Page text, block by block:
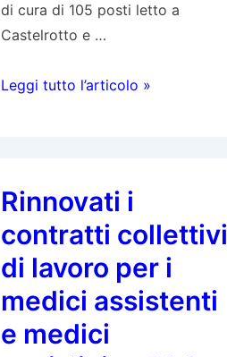
di cura di 105 posti letto a
Castelrotto e …
Concorso
Reparto
di
Cure
Acute
e
Transitorie,
Leggi tutto l’articolo »
Rinnovati i
contratti collettivi
di lavoro per i
medici assistenti
e medici